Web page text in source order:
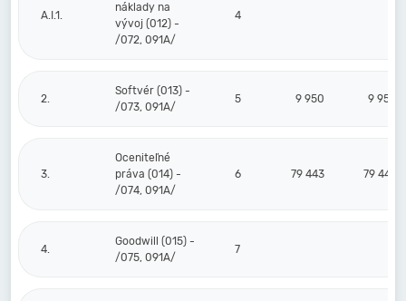
A.I.1.
náklady na
vývoj (012) -
/072, 091A/
4
2.
Softvér (013) -
/073, 091A/
5 9 950 9 950
3.
Oceniteľné
práva (014) -
/074, 091A/
6 79 443 79 443
4.
Goodwill (015) -
/075, 091A/
7